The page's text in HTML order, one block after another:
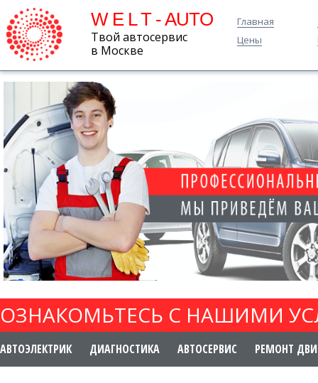
W E L T - AUTO
Твой автосервис
в Москве
Главная
Цены
ОЗНАКОМЬТЕСЬ С НАШИМИ
АВТОЭЛЕКТРИК ДИАГНОСТИКА АВТОСЕРВИС РЕМОНТ